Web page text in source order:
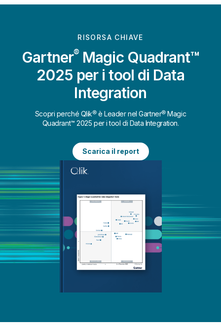
RISORSA CHIAVE
Gartner® Magic Quadrant™
2025 per i tool di Data
Integration
Scopri perché Qlik® è Leader nel Gartner® Magic
Quadrant™ 2025 per i tool di Data Integration.
Scarica il report